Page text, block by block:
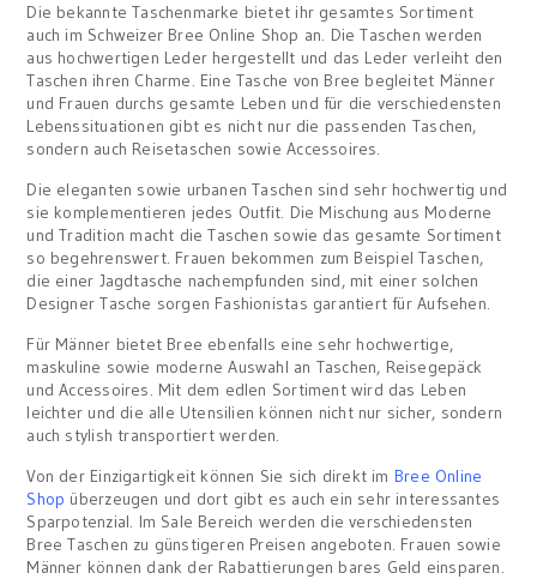
Die bekannte Taschenmarke bietet ihr gesamtes Sortiment
auch im Schweizer Bree Online Shop an. Die Taschen werden
aus hochwertigen Leder hergestellt und das Leder verleiht den
Taschen ihren Charme. Eine Tasche von Bree begleitet Männer
und Frauen durchs gesamte Leben und für die verschiedensten
Lebenssituationen gibt es nicht nur die passenden Taschen,
sondern auch Reisetaschen sowie Accessoires.
Die eleganten sowie urbanen Taschen sind sehr hochwertig und
sie komplementieren jedes Outfit. Die Mischung aus Moderne
und Tradition macht die Taschen sowie das gesamte Sortiment
so begehrenswert. Frauen bekommen zum Beispiel Taschen,
die einer Jagdtasche nachempfunden sind, mit einer solchen
Designer Tasche sorgen Fashionistas garantiert für Aufsehen.
Für Männer bietet Bree ebenfalls eine sehr hochwertige,
maskuline sowie moderne Auswahl an Taschen, Reisegepäck
und Accessoires. Mit dem edlen Sortiment wird das Leben
leichter und die alle Utensilien können nicht nur sicher, sondern
auch stylish transportiert werden.
Von der Einzigartigkeit können Sie sich direkt im Bree Online
Shop überzeugen und dort gibt es auch ein sehr interessantes
Sparpotenzial. Im Sale Bereich werden die verschiedensten
Bree Taschen zu günstigeren Preisen angeboten. Frauen sowie
Männer können dank der Rabattierungen bares Geld einsparen.